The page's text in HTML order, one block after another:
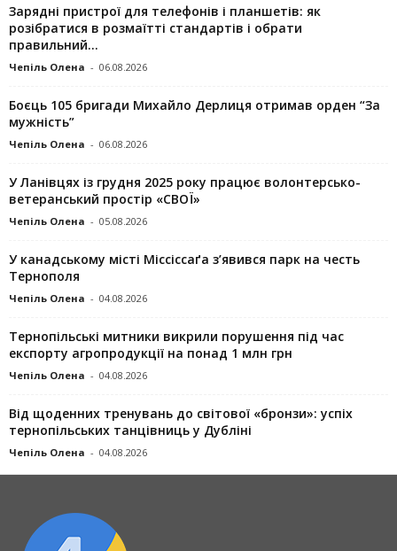
Зарядні пристрої для телефонів і планшетів: як
розібратися в розмаїтті стандартів і обрати
правильний...
Чепіль Олена - 06.08.2026
Боєць 105 бригади Михайло Дерлиця отримав орден “За
мужність”
Чепіль Олена - 06.08.2026
У Ланівцях із грудня 2025 року працює волонтерсько-
ветеранський простір «СВОЇ»
Чепіль Олена - 05.08.2026
У канадському місті Міссіссаґа з’явився парк на честь
Тернополя
Чепіль Олена - 04.08.2026
Тернопільські митники викрили порушення під час
експорту агропродукції на понад 1 млн грн
Чепіль Олена - 04.08.2026
Від щоденних тренувань до світової «бронзи»: успіх
тернопільських танцівниць у Дубліні
Чепіль Олена - 04.08.2026